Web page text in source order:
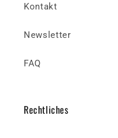
Kontakt
Newsletter
FAQ
Rechtliches